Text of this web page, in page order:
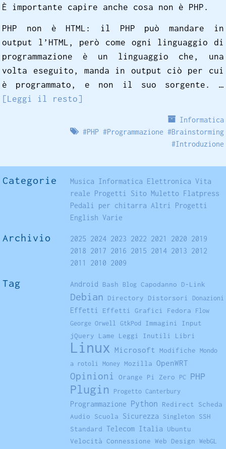
È importante capire anche cosa non è PHP.
PHP non è HTML: il PHP può mandare in
output l’HTML, però come ogni linguaggio di
programmazione è un linguaggio che, una
volta eseguito, manda in output ciò per cui
è programmato, e non il suo sorgente. …
[Leggi il resto]
Informatica
#PHP#Programmazione #Brainstorming
#Introduzione
Categorie Musica Informatica Elettronica Vita
reale Progetti Sito Muletto Flatpress
Pedali per chitarra Altri Progetti
English Varie
Archivio 2025 2024 2023 2022 2021 2020 2019
2018 2017 2016 2015 2014 2013 2012
2011
2010 2009
Tag Android Bash Blog Capodanno D-Link
Debian Directory Distorsori Donazioni
Effetti Effetti Grafici Fedora
Flow
George Orwell GtkPod Immagini
Input
jQuery
Lame Leggi Inutili Libri
Linux Microsoft Modifiche Mondo
a rotoli Money Mozilla OpenWRT
Opinioni Orange Pi Zero PC PHP
Plugin Progetto Canterbury
Programmazione Python Redirect
Scheda
Audio
Scuola Sicurezza Singleton
SSH
Standard Telecom Italia
Ubuntu
Velocità Connessione Web Design WebGL